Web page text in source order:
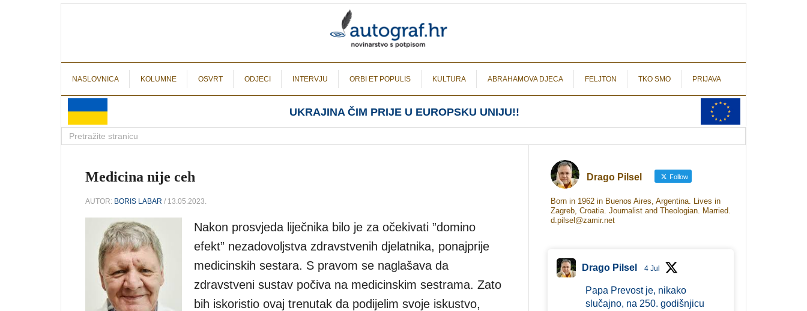
NASLOVNICA KOLUMNE OSVRT ODJECI INTERVJU ORBI ET POPULIS KULTURA ABRAHAMOVA DJECA FELJTON TKO SMO PRIJAVA
UKRAJINA ČIM PRIJE U EUROPSKU UNIJU!!
Medicina nije ceh
AUTOR: BORIS LABAR / 13.05.2023.
Nakon prosvjeda liječnika bilo je za očekivati ”domino
efekt” nezadovoljstva zdravstvenih djelatnika, ponajprije
medicinskih sestara. S pravom se naglašava da
zdravstveni sustav počiva na medicinskim sestrama. Zato
bih iskoristio ovaj trenutak da podijelim svoje iskustvo,
Drago Pilsel Follow
Born in 1962 in Buenos Aires, Argentina. Lives in
Zagreb, Croatia. Journalist and Theologian. Married.
d.pilsel@zamir.net
Drago Pilsel 4 Jul
Papa Prevost je, nikako
slučajno, na 250. godišnjicu